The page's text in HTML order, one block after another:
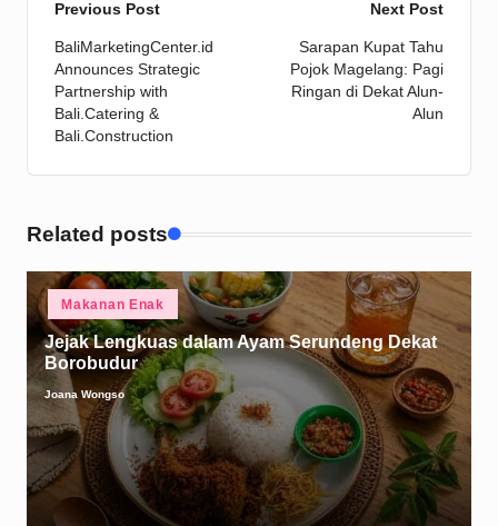
Post
navigation
Previous Post
BaliMarketingCenter.id
Announces Strategic
Partnership with
Bali.Catering &
Bali.Construction
Next Post
Sarapan Kupat Tahu
Pojok Magelang: Pagi
Ringan di Dekat Alun-
Alun
Related posts
Posted
Makanan Enak
Jejak Lengkuas dalam Ayam Serundeng Dekat
Borobudur
Posted
by
Joana Wongso